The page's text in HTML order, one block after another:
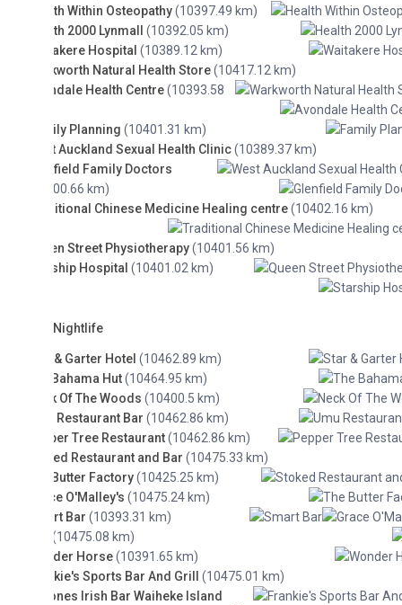
Within Osteopathy(10397.49 km)
2000 Lynmall(10392.05 km)
Hospital (10389.12 km)
Natural Health Store(10417.12 km)
Health Centre (10393.58
Planning (10401.31 km)
Auckland Sexual Health Clinic (10389.37 km)
Family Doctors
km)
Chinese Medicine Healing centre(10402.16 km)
Street Physiotherapy(10401.56 km)
Hospital (10401.02 km)
Garter Hotel(10462.89 km)
Hut(10464.95 km)
Of The Woods(10400.5 km)
Restaurant Bar (10462.86 km)
Tree Restaurant(10462.86 km)
Restaurant and Bar(10475.33 km)
Factory(10425.25 km)
O'Malley's (10475.24 km)
(10393.31 km)
km)
Horse (10391.65 km)
Sports Bar And Grill (10475.01 km)
Irish Bar Waiheke Island